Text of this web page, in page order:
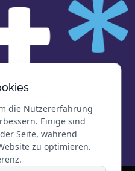
die Nutzererfahrung
Einige sind
Seite, während
zu optimieren.